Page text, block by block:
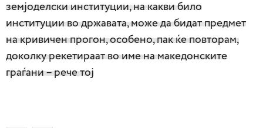
земјоделски институции, на какви било
институции во државата, може да бидат предмет
на кривичен прогон, особено, пак ќе повторам,
доколку рекетираат во име на македонските
граѓани – рече тој